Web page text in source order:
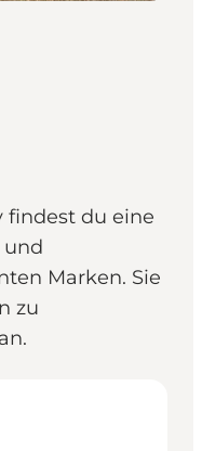
findest du eine
und
Marken. Sie
zu